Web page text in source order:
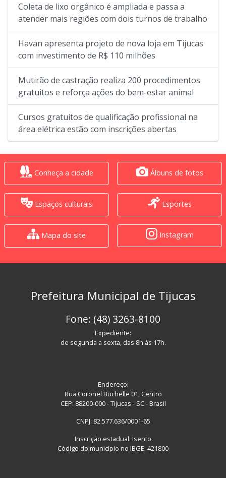
Coleta de lixo orgânico é ampliada e passa a
atender mais regiões com dois turnos de trabalho
Havan apresenta projeto de nova loja em Tijucas
com investimento de R$ 110 milhões
Mutirão de castração realiza 200 procedimentos
gratuitos e reforça ações do bem-estar animal
Cursos gratuitos de qualificação profissional na
área elétrica estão com inscrições abertas
Conheça a cidade Álbuns de fotos
Espaços culturais Esportes
Mapa do site Instagram
Prefeitura Municipal de Tijucas
Fone: (48) 3263-8100
Expediente:
de segunda a sexta, das 8h às 17h.
Endereço:
Rua Coronel Büchelle 01, Centro
CEP: 88200-000 - Tijucas - SC - Brasil
CNPJ: 82.577.636/0001-65
Inscrição estadual: Isento
Código do município no IBGE: 421800